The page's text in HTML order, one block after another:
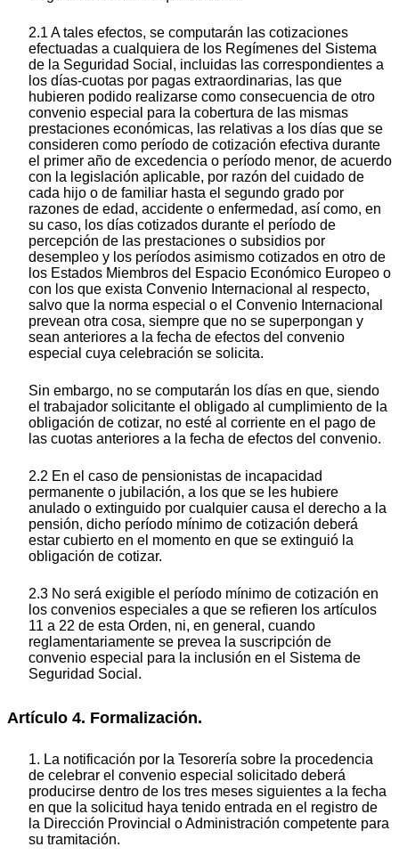
2.1 A tales efectos, se computarán las cotizaciones
efectuadas a cualquiera de los Regímenes del Sistema
de la Seguridad Social, incluidas las correspondientes a
los días-cuotas por pagas extraordinarias, las que
hubieren podido realizarse como consecuencia de otro
convenio especial para la cobertura de las mismas
prestaciones económicas, las relativas a los días que se
consideren como período de cotización efectiva durante
el primer año de excedencia o período menor, de acuerdo
con la legislación aplicable, por razón del cuidado de
cada hijo o de familiar hasta el segundo grado por
razones de edad, accidente o enfermedad, así como, en
su caso, los días cotizados durante el período de
percepción de las prestaciones o subsidios por
desempleo y los períodos asimismo cotizados en otro de
los Estados Miembros del Espacio Económico Europeo o
con los que exista Convenio Internacional al respecto,
salvo que la norma especial o el Convenio Internacional
prevean otra cosa, siempre que no se superpongan y
sean anteriores a la fecha de efectos del convenio
especial cuya celebración se solicita.
Sin embargo, no se computarán los días en que, siendo
el trabajador solicitante el obligado al cumplimiento de la
obligación de cotizar, no esté al corriente en el pago de
las cuotas anteriores a la fecha de efectos del convenio.
2.2 En el caso de pensionistas de incapacidad
permanente o jubilación, a los que se les hubiere
anulado o extinguido por cualquier causa el derecho a la
pensión, dicho período mínimo de cotización deberá
estar cubierto en el momento en que se extinguió la
obligación de cotizar.
2.3 No será exigible el período mínimo de cotización en
los convenios especiales a que se refieren los artículos
11 a 22 de esta Orden, ni, en general, cuando
reglamentariamente se prevea la suscripción de
convenio especial para la inclusión en el Sistema de
Seguridad Social.
Artículo 4. Formalización.
1. La notificación por la Tesorería sobre la procedencia
de celebrar el convenio especial solicitado deberá
producirse dentro de los tres meses siguientes a la fecha
en que la solicitud haya tenido entrada en el registro de
la Dirección Provincial o Administración competente para
su tramitación.